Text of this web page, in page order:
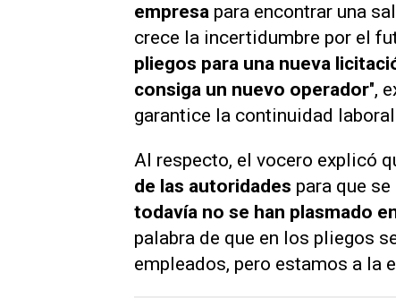
empresa para encontrar una
crece la incertidumbre por el
pliegos para una nueva
consiga un nuevo operador",
garantice la continuidad
Al respecto, el vocero explicó
de las autoridades para que
todavía no se han plasmado
palabra de que en los pliegos
empleados, pero estamos a la